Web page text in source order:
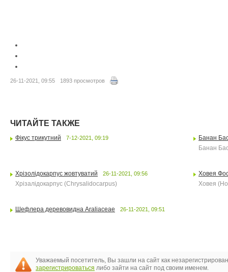
26-11-2021, 09:55 1893 просмотров
ЧИТАЙТЕ ТАКЖЕ
Фікус трикутний 7-12-2021, 09:19
Банан
Банан
Хрізолідокарпус жовтуватий 26-11-2021, 09:56
Хрізалідокарпус (Chrysalidocarpus)
Ховея
Ховея
Шефлера деревовидна Araliaceae 26-11-2021, 09:51
Уважаемый посетитель, Вы зашли на сайт как
зарегистрироваться либо зайти на сайт под своим именем.